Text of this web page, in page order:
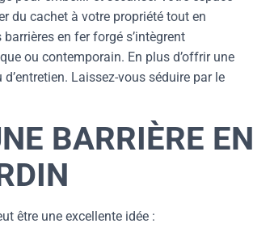
du cachet à votre propriété tout en
en fer forgé s’intègrent
ou contemporain. En plus d’offrir une
Laissez-vous séduire par le
BARRIÈRE EN
être une excellente idée :